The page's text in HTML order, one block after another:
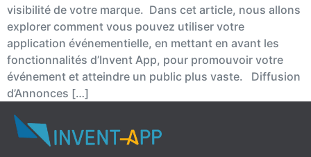
visibilité de votre marque. Dans cet article, nous allons
explorer comment vous pouvez utiliser votre
application événementielle, en mettant en avant les
fonctionnalités d’Invent App, pour promouvoir votre
événement et atteindre un public plus vaste. Diffusion
d’Annonces […]